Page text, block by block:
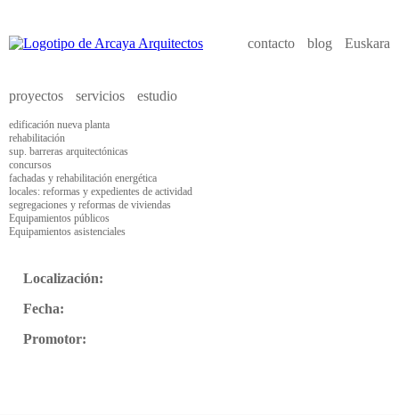
contacto blog Euskara
proyectos servicios estudio
edificación nueva planta
rehabilitación
sup. barreras arquitectónicas
concursos
fachadas y rehabilitación energética
locales: reformas y expedientes de actividad
segregaciones y reformas de viviendas
Equipamientos públicos
Equipamientos asistenciales
Localización:
Fecha:
Promotor: